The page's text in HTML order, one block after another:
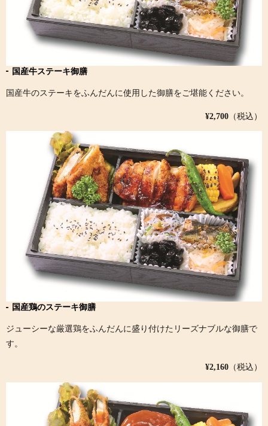
国産牛ステーキ御膳
国産牛のステーキをふんだんに使用した御膳をご堪能ください。
¥2,700 （税込）
国産鶏のステーキ御膳
ジューシーな厳選鶏をふんだんに盛り付けたリーズナブルな御膳で
す。
¥2,160 （税込）